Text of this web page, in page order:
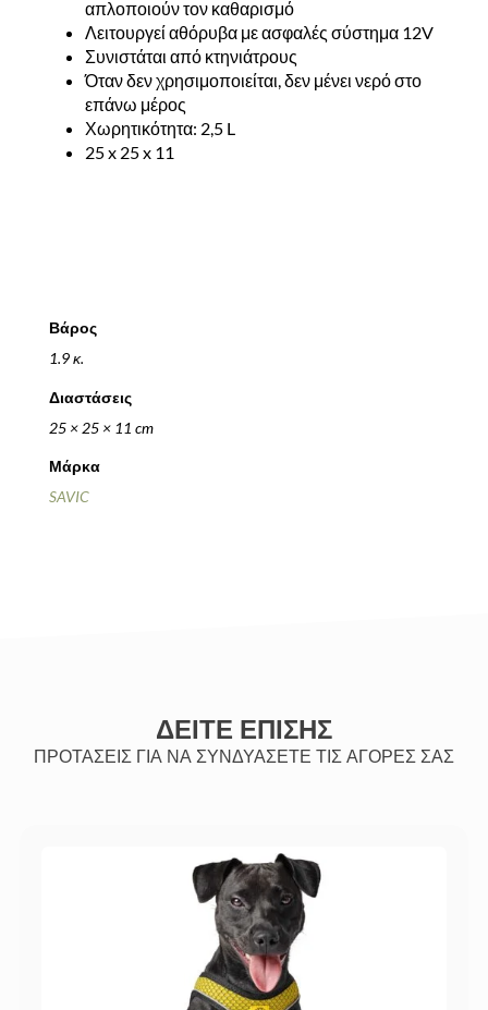
απλοποιούν τον καθαρισμό
Λειτουργεί αθόρυβα με ασφαλές σύστημα 12V
Συνιστάται από κτηνιάτρους
Όταν δεν χρησιμοποιείται, δεν μένει νερό στο
επάνω μέρος
Χωρητικότητα: 2,5 L
25 x 25 x 11
Βάρος
1.9 κ.
Διαστάσεις
25 × 25 × 11 cm
Μάρκα
SAVIC
ΔΕΙΤΕ ΕΠΙΣΗΣ
ΠΡΟΤΑΣΕΙΣ ΓΙΑ ΝΑ ΣΥΝΔΥΑΣΕΤΕ ΤΙΣ ΑΓΟΡΕΣ ΣΑΣ